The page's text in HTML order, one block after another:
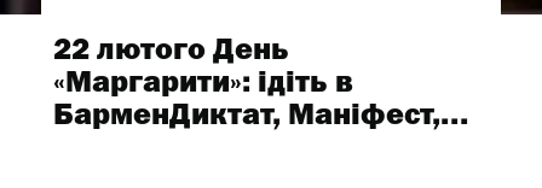
22 лютого День
«Маргарити»: ідіть в
БарменДиктат, Маніфест,...